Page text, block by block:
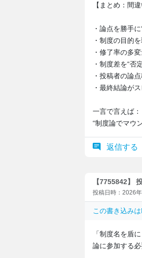
【まとめ：間
・論点を勝手
・制度の目的
・修了率の多
・制度差を“否
・投稿者の論
・最終結論が
一言で言えば：
“制度論でマウ
返信する
【7755842】
投稿日時：2026
この書き込みは
「制度名を盾
論に参加する必